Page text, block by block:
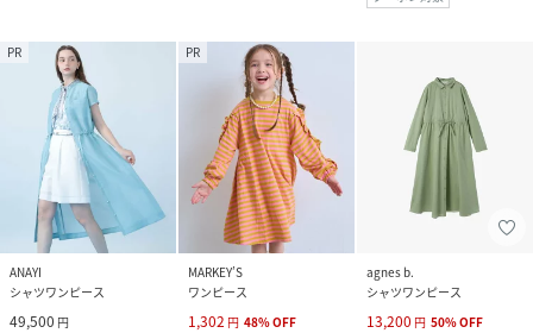
PR
ANAYI
シャツワンピース
49,500 円
PR
MARKEY’S
ワンピース
1,302 円 48%OFF
agnes b.
シャツワンピース
13,200 円 50%OFF